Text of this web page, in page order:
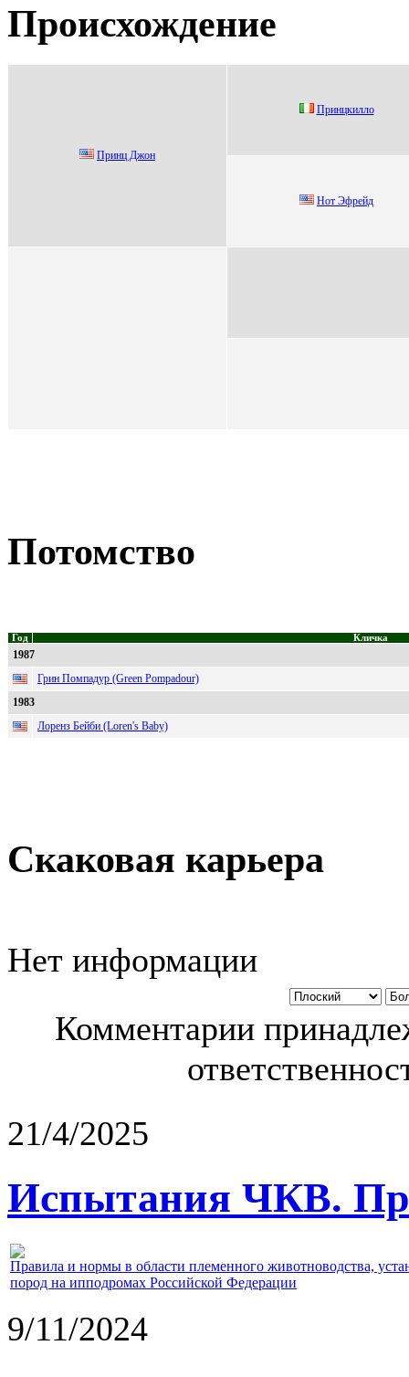
Происхождение
Принц Джoн
Принцкилло
Нoт Эфpeйд
Потомство
Год Кличка
1987
Грин Помпадур (Green Pompadour)
1983
Лоренз Бейби (Loren's Baby)
Скаковая карьера
Нет информации
Комментарии
21/4/2025
Испытания ЧКВ.
Правила и нормы в области племенного животноводства,
пород на ипподромах Российской Федерации
9/11/2024